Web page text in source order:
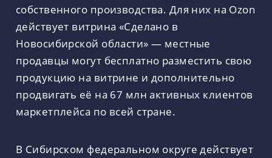
собственного производства. Для них на Ozon
действует витрина «Сделано в
Новосибирской области» — местные
продавцы могут бесплатно разместить свою
продукцию на витрине и дополнительно
продвигать её на 67 млн активных клиентов
маркетплейса по всей стране.
В Сибирском федеральном округе действует